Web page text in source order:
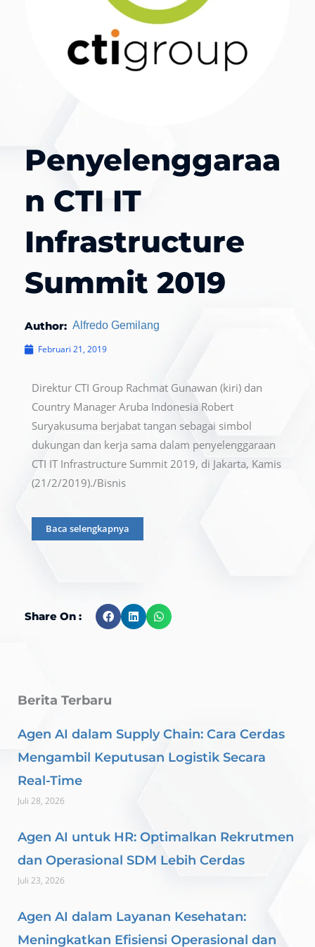
Penyelenggaraa
n CTI IT
Infrastructure
Summit 2019
Author: Alfredo Gemilang
Februari 21, 2019
Direktur CTI Group Rachmat Gunawan (kiri) dan
Country Manager Aruba Indonesia Robert
Suryakusuma berjabat tangan sebagai simbol
dukungan dan kerja sama dalam penyelenggaraan
CTI IT Infrastructure Summit 2019, di Jakarta, Kamis
(21/2/2019)./Bisnis
Baca selengkapnya
Share On :
Berita Terbaru
Agen AI dalam Supply Chain: Cara Cerdas
Mengambil Keputusan Logistik Secara
Real-Time
Juli 28, 2026
Agen AI untuk HR: Optimalkan Rekrutmen
dan Operasional SDM Lebih Cerdas
Juli 23, 2026
Agen AI dalam Layanan Kesehatan:
Meningkatkan Efisiensi Operasional dan